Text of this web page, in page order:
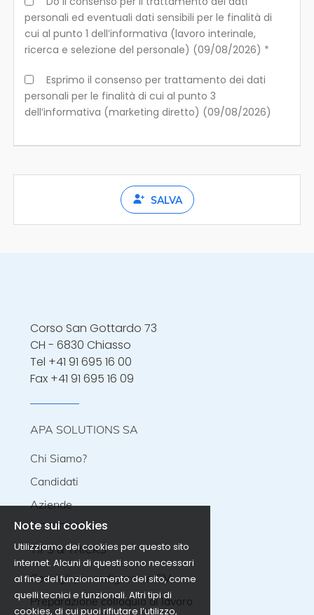
personali ed eventuali dati sensibili per le finalità di
cui al punto 1 dell’informativa (lavoro interinale,
ricerca e selezione del personale) (09/08/2026) *
Esprimo il consenso per trattamento dei dati
personali per le finalità di cui al punto 3
dell’informativa (marketing diretto) (09/08/2026)
SALVA
Corso San Gottardo 73
CH - 6830 Chiasso
Tel +41 91 695 16 00
Fax +41 91 695 16 09
APA SOLUTIONS SA
Chi Siamo?
Candidati
Aziende
TIPS & TRICKS
Consigli per redigere un CV
Preparazione colloquio di lavoro
Note sui cookies
Utilizziamo dei cookies per questo sito
internet. Alcuni di questi sono necessari
al fine del funzionamento del sito, come
quelli tecnici e funzionali. Altri tipi di
cookies, di cui puoi rifiutare l’utilizzo,